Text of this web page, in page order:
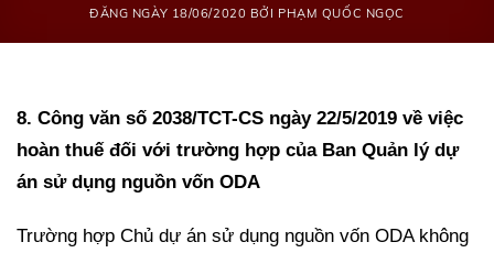
ĐĂNG NGÀY 18/06/2020 BỞI PHẠM QUỐC NGỌC
8. Công văn số 2038/TCT-CS ngày 22/5/2019 về việc
hoàn thuế đối với trường hợp của Ban Quản lý dự
án sử dụng nguồn vốn ODA
Trường hợp Chủ dự án sử dụng nguồn vốn ODA không